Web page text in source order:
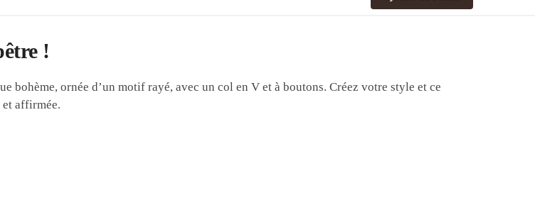
!
bohème, ornée d’un motif rayé, avec un col en V et à boutons. Créez votre style et ce
affirmée.